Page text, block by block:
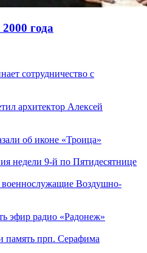
года
сотрудничество с
архитектор Алексей
об иконе «Троица»
недели 9-й по Пятидесятнице
Воздушно-
эфир радио «Радонеж»
память прп. Серафима